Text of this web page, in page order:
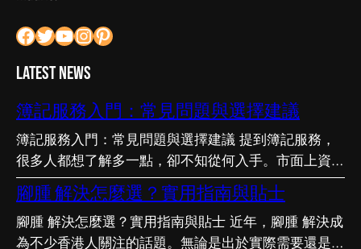
Facebook Twitter YouTube InstagramPinterest
Latest News
簿記服務入門：常見問題與選擇建議
簿記服務入門：常見問題與選擇建議 提到簿記服務，
很多人都想了解多一點，卻不知從何入手。市面上資訊
繁多，真假難辨。以下整理了幾個值得留意的重點，希
望能幫助你更清晰地掌握簿記服務的相關知識。 事前
要留意甚麼 在做決定之前，有幾點值得特別留意。首
先，每個人的情況不盡相同，適合別人的未必適合自
腳腫 解決怎麼選？實用指南與貼士
腳腫 解決怎麼選？實用指南與貼士 近年，腳腫 解決成
為不少香港人關注的話題。無論是出於實際需要還是興